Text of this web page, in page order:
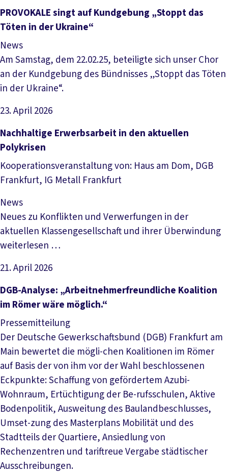
Artikel lesen
PROVOKALE singt auf Kundgebung „Stoppt das
Töten in der Ukraine“
News
Am Samstag, dem 22.02.25, beteiligte sich unser Chor
an der Kundgebung des Bündnisses „Stoppt das Töten
in der Ukraine“.
23. April 2026
Artikel lesen
Nachhaltige Erwerbsarbeit in den aktuellen
Polykrisen
Kooperationsveranstaltung von: Haus am Dom, DGB
Frankfurt, IG Metall Frankfurt
News
Neues zu Konflikten und Verwerfungen in der
aktuellen Klassengesellschaft und ihrer Überwindung
weiterlesen …
21. April 2026
Artikel lesen
DGB-Analyse: „Arbeitnehmerfreundliche Koalition
im Römer wäre möglich.“
Pressemitteilung
Der Deutsche Gewerkschaftsbund (DGB) Frankfurt am
Main bewertet die mögli-chen Koalitionen im Römer
auf Basis der von ihm vor der Wahl beschlossenen
Eckpunkte: Schaffung von gefördertem Azubi-
Wohnraum, Ertüchtigung der Be-rufsschulen, Aktive
Bodenpolitik, Ausweitung des Baulandbeschlusses,
Umset-zung des Masterplans Mobilität und des
Stadtteils der Quartiere, Ansiedlung von
Rechenzentren und tariftreue Vergabe städtischer
Ausschreibungen.